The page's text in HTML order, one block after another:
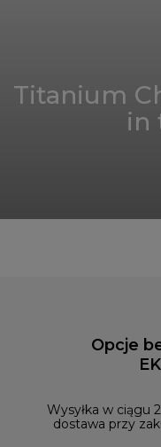
Titanium
in
Opcje
Wysyłka w ciągu
dostawa przy